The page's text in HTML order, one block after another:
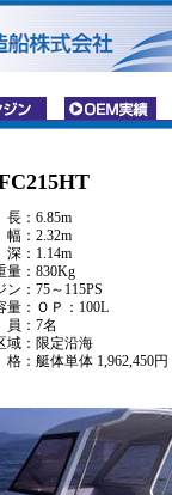
：6.85m
：2.32m
：1.14m
量：830Kg
ン：75～115PS
量：ＯＰ：100L
：7名
域：限定沿海
艇体単体 1,962,450円